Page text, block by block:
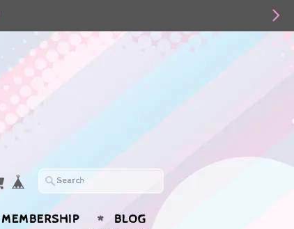
MEMBERSHIP
BLOG